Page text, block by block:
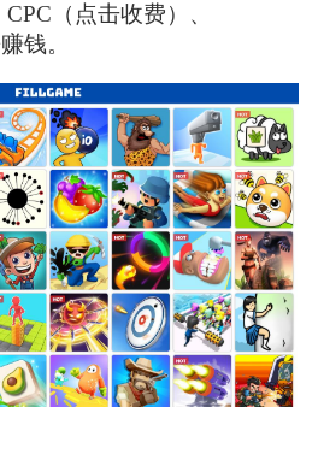
（点击收费）、
钱。